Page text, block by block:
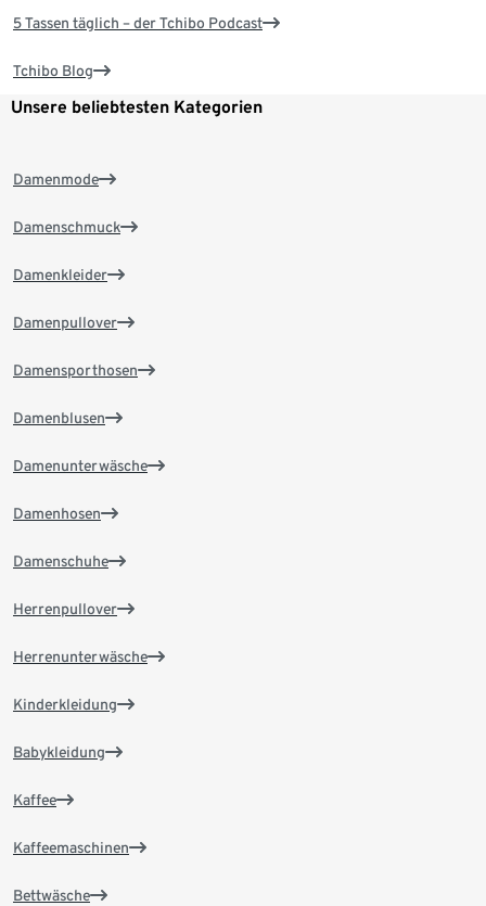
5 Tassen täglich – der Tchibo Podcast
Tchibo Blog
Unsere beliebtesten Kategorien
Damenmode
Damenschmuck
Damenkleider
Damenpullover
Damensporthosen
Damenblusen
Damenunterwäsche
Damenhosen
Damenschuhe
Herrenpullover
Herrenunterwäsche
Kinderkleidung
Babykleidung
Kaffee
Kaffeemaschinen
Bettwäsche